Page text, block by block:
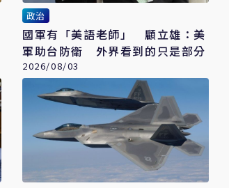
政治
國軍有「美語老師」 顧立雄：美
軍助台防衛 外界看到的只是部分
2026/08/03